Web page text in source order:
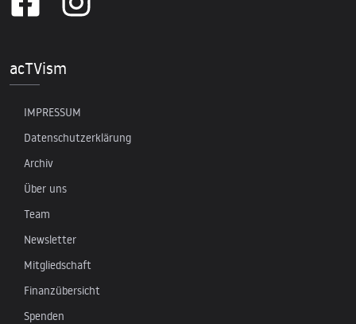
acTVism
IMPRESSUM
Datenschutzerklärung
Archiv
Über uns
Team
Newsletter
Mitgliedschaft
Finanzübersicht
Spenden